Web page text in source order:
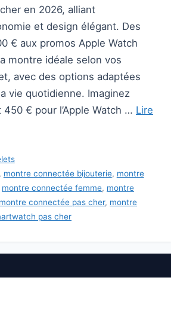
en 2026, alliant
et design élégant. Des
€ aux promos Apple Watch
montre idéale selon vos
avec des options adaptées
vie quotidienne. Imaginez
€ pour l’Apple Watch … Lire
montre connectée bijouterie, montre
montre connectée femme, montre
montre connectée pas cher, montre
pas cher